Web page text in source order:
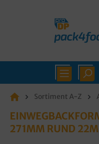
Sortiment A-Z
271MM RUND